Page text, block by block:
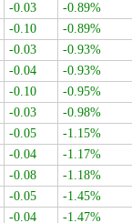
-0.03 -0.89%
-0.10 -0.89%
-0.03 -0.93%
-0.04 -0.93%
-0.10 -0.95%
-0.03 -0.98%
-0.05 -1.15%
-0.04 -1.17%
-0.08 -1.18%
-0.05 -1.45%
-0.04 -1.47%